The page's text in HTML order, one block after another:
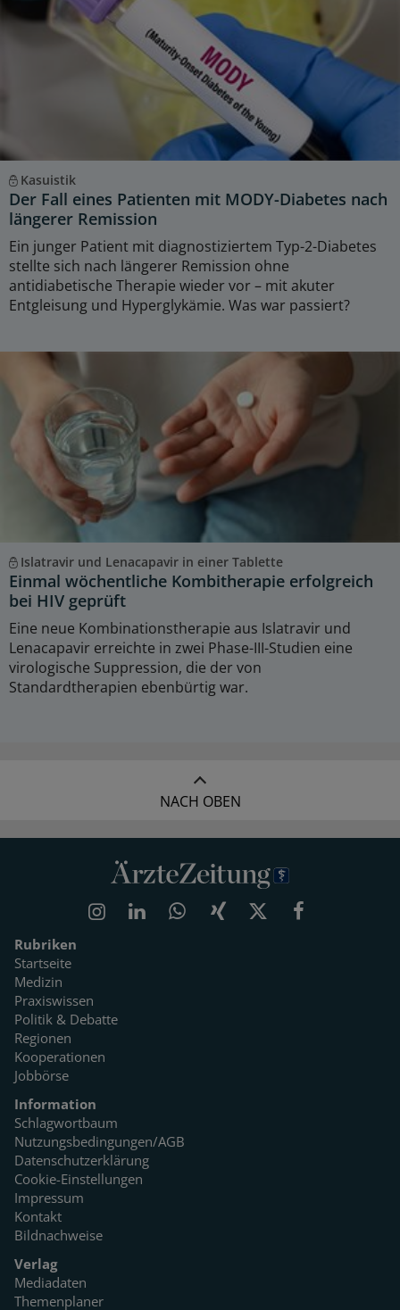
Kasuistik
Der Fall eines Patienten mit MODY-Diabetes nach
längerer Remission
Ein junger Patient mit diagnostiziertem Typ-2-Diabetes
stellte sich nach längerer Remission ohne
antidiabetische Therapie wieder vor – mit akuter
Entgleisung und Hyperglykämie. Was war passiert?
Islatravir und Lenacapavir in einer Tablette
Einmal wöchentliche Kombitherapie erfolgreich
bei HIV geprüft
Eine neue Kombinationstherapie aus Islatravir und
Lenacapavir erreichte in zwei Phase-III-Studien eine
virologische Suppression, die der von
Standardtherapien ebenbürtig war.
NACH OBEN
Rubriken
Startseite
Medizin
Praxiswissen
Politik & Debatte
Regionen
Kooperationen
Jobbörse
Information
Schlagwortbaum
Nutzungsbedingungen/AGB
Datenschutzerklärung
Cookie-Einstellungen
Impressum
Kontakt
Bildnachweise
Verlag
Mediadaten
Themenplaner